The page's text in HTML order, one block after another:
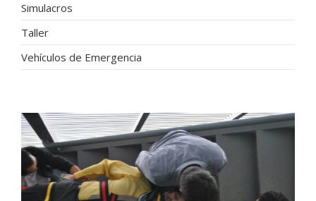
Simulacros
Taller
Vehículos de Emergencia